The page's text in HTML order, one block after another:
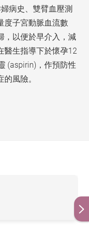
病史、雙臂血壓測
度子宮動脈血流數
，以便於早介入，減
醫生指導下於懷孕12
(aspirin)，作預防性
風險。